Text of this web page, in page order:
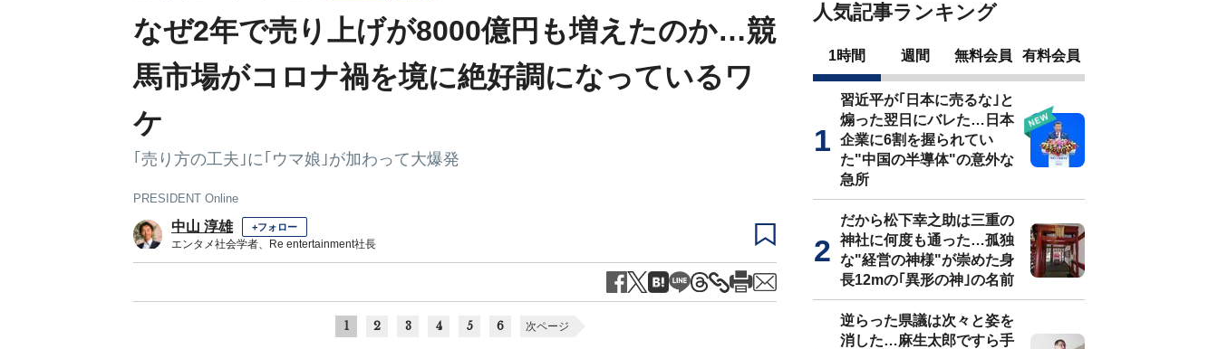
なぜ2年で売り上げが8000億円も増えたのか…競
馬市場がコロナ禍を境に絶好調になっているワ
ケ
｢売り方の工夫｣に｢ウマ娘｣が加わって大爆発
PRESIDENT Online
中山 淳雄 +フォロー
エンタメ社会学者、Re entertainment社長
1 2 3 4 5 6 次ページ
人気記事ランキング
1時間 週間 無料会員 有料会員
習近平が｢日本に売るな｣と
煽った翌日にバレた…日本
企業に6割を握られてい
た"中国の半導体"の意外な
急所
だから松下幸之助は三重の
神社に何度も通った…孤独
な"経営の神様"が崇めた身
長12mの｢異形の神｣の名前
逆らった県議は次々と姿を
消した…麻生太郎ですら手